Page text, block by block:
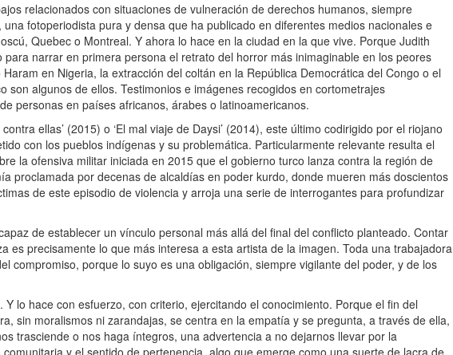
relacionados con situaciones de vulneración de derechos humanos, siempre
fotoperiodista pura y densa que ha publicado en diferentes medios nacionales e
Quebec o Montreal. Y ahora lo hace en la ciudad en la que vive. Porque Judith
narrar en primera persona el retrato del horror más inimaginable en los peores
en Nigeria, la extracción del coltán en la República Democrática del Congo o el
son algunos de ellos. Testimonios e imágenes recogidos en cortometrajes
personas en países africanos, árabes o latinoamericanos.
ellas’ (2015) o ‘El mal viaje de Daysi’ (2014), este último codirigido por el riojano
con los pueblos indígenas y su problemática. Particularmente relevante resulta el
la ofensiva militar iniciada en 2015 que el gobierno turco lanza contra la región de
proclamada por decenas de alcaldías en poder kurdo, donde mueren más doscientos
de este episodio de violencia y arroja una serie de interrogantes para profundizar
de establecer un vínculo personal más allá del final del conflicto planteado. Contar
es precisamente lo que más interesa a esta artista de la imagen. Toda una trabajadora
compromiso, porque lo suyo es una obligación, siempre vigilante del poder, y de los
lo hace con esfuerzo, con criterio, ejercitando el conocimiento. Porque el fin del
sin moralismos ni zarandajas, se centra en la empatía y se pregunta, a través de ella,
trasciende o nos haga íntegros, una advertencia a no dejarnos llevar por la